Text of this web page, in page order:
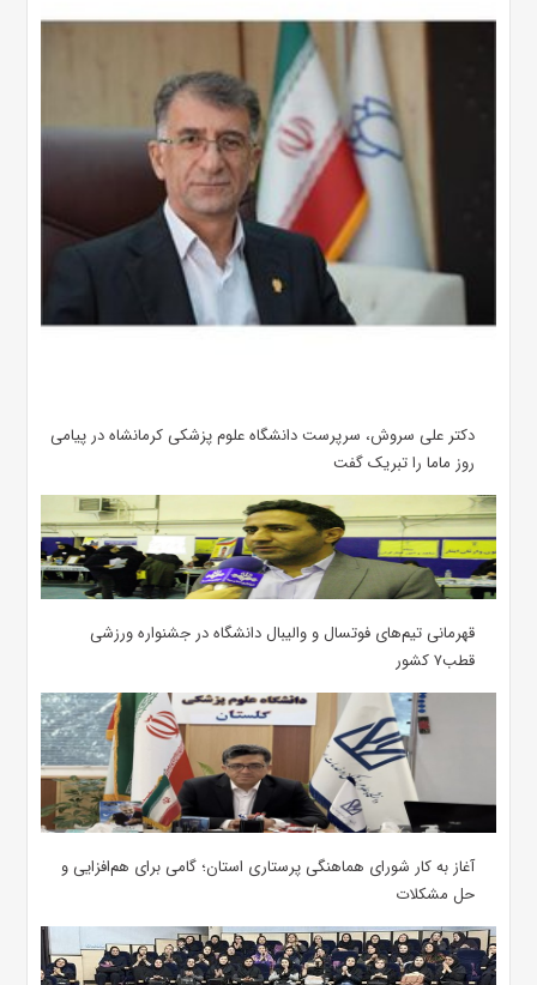
دکتر علی سروش، سرپرست دانشگاه علوم پزشکی کرمانشاه در پیامی
روز ماما را تبریک گفت
قهرمانی تیم‌های فوتسال و والیبال دانشگاه در جشنواره ورزشی
قطب۷ کشور
آغاز به کار شورای هماهنگی پرستاری استان؛ گامی برای هم‌افزایی و
حل مشکلات